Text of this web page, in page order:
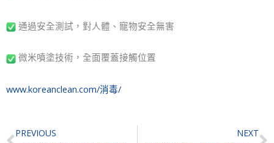
通過安全測試，對人體、寵物安全無害
微米噴塗技術，全面覆蓋接觸位置
www.koreanclean.com/消毒/
Prev
PREVIOUS
NEXT